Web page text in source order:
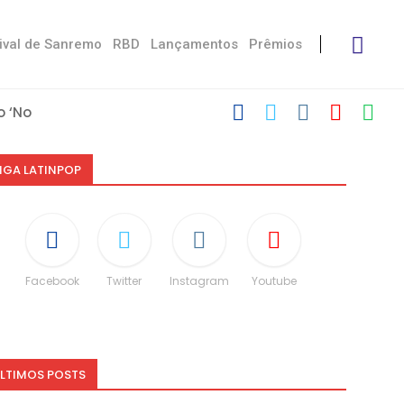
de Sanremo RBD Lançamentos Prêmios
Stress’
LATINPOP
Facebook Twitter Instagram Youtube
POSTS